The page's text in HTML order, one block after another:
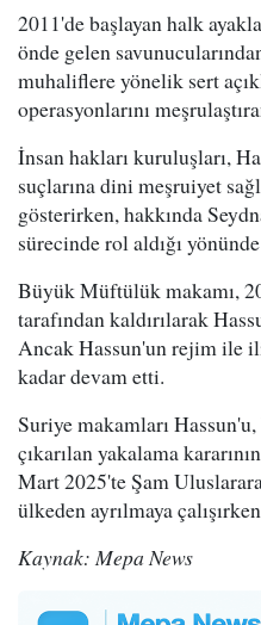
2011'de başlayan halk
önde gelen
muhaliflere yönelik sert
operasyonlarını
İnsan hakları kuruluşları,
suçlarına dini meşruiyet
gösterirken, hakkında
sürecinde rol aldığı
Büyük Müftülük makamı,
tarafından kaldırılarak
Ancak Hassun'un rejim ile
kadar devam etti.
Suriye makamları Hassun'u,
çıkarılan yakalama
Mart 2025'te Şam
ülkeden ayrılmaya
Kaynak: Mepa News